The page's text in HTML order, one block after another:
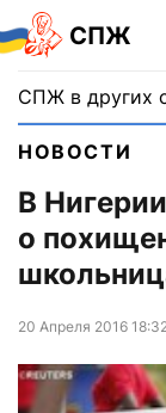
СПЖ
СПЖ в других
НОВОСТИ
В
о
20 Апреля 2016